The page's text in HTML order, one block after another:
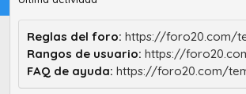
Reglas del foro: https://foro20.com/
Rangos de usuario: https://
FAQ de ayuda: https://foro20.com/